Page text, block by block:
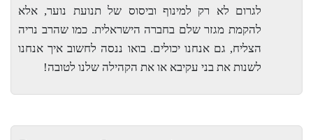
לגרום לא רק למינוף וביסוס של תנועת נוער, אלא
להקמת מגזר שלם בחברה הישראלית. כמו שהרב נריה
הצליח, גם אנחנו יכולים. בואו ננסה לחשוב איך אנחנו
לשנות את בני עקיבא או את הקהילה שלנו לטובה!